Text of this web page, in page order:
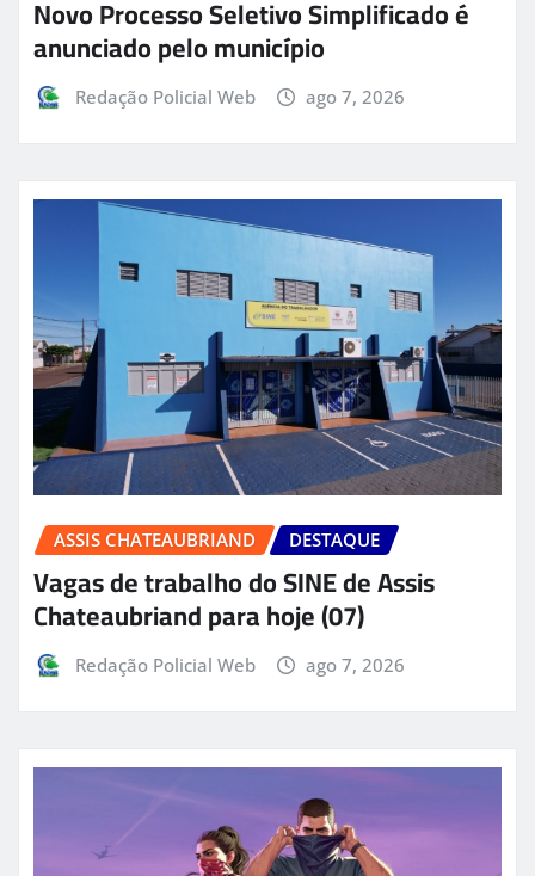
Novo Processo Seletivo Simplificado é
anunciado pelo município
Redação Policial Web ago 7, 2026
ASSIS CHATEAUBRIAND DESTAQUE
Vagas de trabalho do SINE de Assis
Chateaubriand para hoje (07)
Redação Policial Web ago 7, 2026